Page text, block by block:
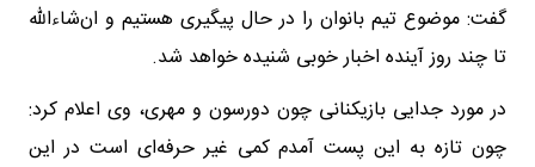
گفت: موضوع تیم بانوان را در حال پیگیری هستیم و ان‌شاءالله
تا چند روز آینده اخبار خوبی شنیده خواهد شد.
در مورد جدایی بازیکنانی چون دورسون و مهری، وی اعلام کرد:
چون تازه به این پست آمدم کمی غیر حرفه‌ای است در این